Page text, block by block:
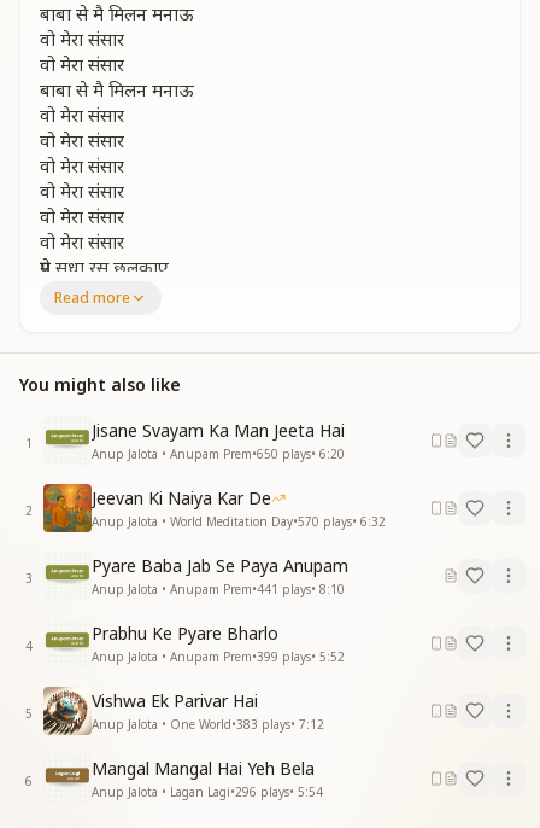
बाबा से मै मिलन मनाऊ
वो मेरा संसार
वो मेरा संसार
बाबा से मै मिलन मनाऊ
वो मेरा संसार
वो मेरा संसार
वो मेरा संसार
वो मेरा संसार
वो मेरा संसार
वो मेरा संसार
प्रेम सुधा रस छलकाए
दिल में प्यार अपार
मन को ऐसा सजाया
तेरी याद के मोती संजोए
मन को ऐसा सजाया
तेरी पालना पाकर मेरा बाबा
हमने सब कुछ पाया
हमने सब कुछ पाया
बाबा से मै मिलन मनाऊ
वो मेरा संसार
मधुबन रूप में तुमने धरतीपर
ऐसा स्वर्ग बनाया
मधुबन रूप में तुमने धरतीपर
ऐसा स्वर्ग बनाया
इस पावन धरती पर हमने
ज्ञान रतन को पाया
Read more
You might also like
1
Jisane Svayam Ka Man Jeeta Hai
Anup Jalota • Anupam Prem•650 plays• 6:20
2
Jeevan Ki Naiya Kar De
Anup Jalota • World Meditation Day•570 plays• 6:32
3
Pyare Baba Jab Se Paya Anupam
Anup Jalota • Anupam Prem•441 plays• 8:10
4
Prabhu Ke Pyare Bharlo
Anup Jalota • Anupam Prem•399 plays• 5:52
5
Vishwa Ek Parivar Hai
Anup Jalota • One World•383 plays• 7:12
6
Mangal Mangal Hai Yeh Bela
Anup Jalota • Lagan Lagi•296 plays• 5:54